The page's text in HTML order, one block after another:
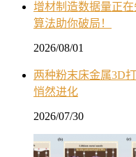
增材制造数据量正
算法助你破局！
2026/08/01
两种粉末床金属3D
悄然进化
2026/07/30